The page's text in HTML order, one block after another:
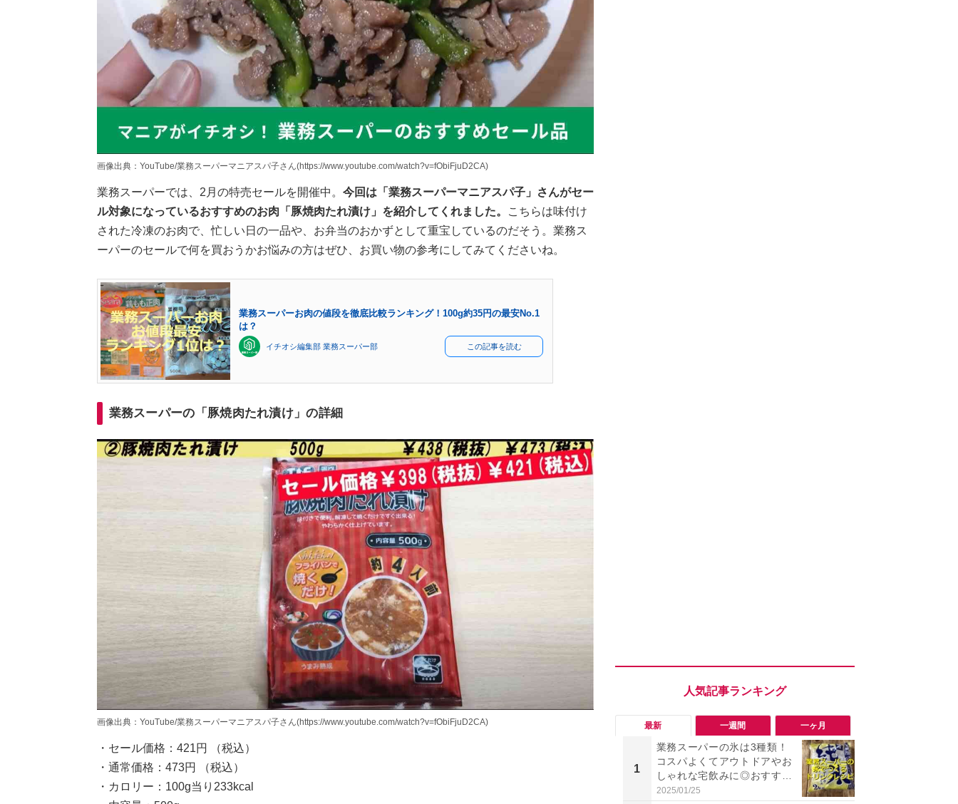
画像出典：YouTube/業務スーパーマニアスパ子さん(https://www.youtube.com/watch?v=fObiFjuD2CA)
業務スーパーでは、2月の特売セールを開催中。 今回は「業務スーパーマニアスパ子」さんがセー
ル対象になっているおすすめのお肉「豚焼肉たれ漬け」を紹介してくれました。
こちらは味付け
された冷凍のお肉で、忙しい日の一品や、お弁当のおかずとして重宝しているのだそう。業務ス
ーパーのセールで何を買おうかお悩みの方はぜひ、お買い物の参考にしてみてくださいね。
業務スーパーお肉の値段を徹底比較ランキング！100g約35円の最安No.1
は？
イチオシ編集部 業務スーパー部 この記事を読む
業務スーパーの「豚焼肉たれ漬け」の詳細
画像出典：YouTube/業務スーパーマニアスパ子さん(https://www.youtube.com/watch?v=fObiFjuD2CA)
・セール価格：421円 （税込）
・通常価格：473円 （税込）
・カロリー：100g当り233kcal
最新 一週間 一ヶ月
1
業務スーパーの氷は3種類！
コスパよくてアウトドアやお
しゃれな宅飲みに◎おすすめ
は2kg「純氷 オーロラアイ
2025/01/25